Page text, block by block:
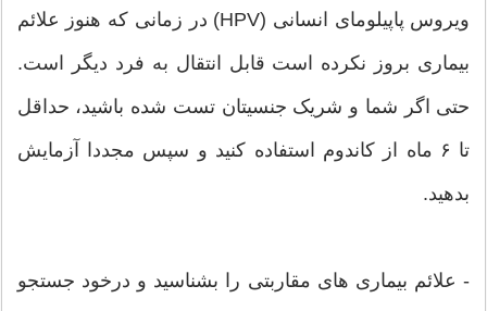
ویروس پاپیلومای انسانی (HPV) در زمانی که هنوز علائم
بیماری بروز نکرده است قابل انتقال به فرد دیگر است.
حتی اگر شما و شریک جنسیتان تست شده باشید، حداقل
تا ۶ ماه از کاندوم استفاده کنید و سپس مجددا آزمایش
بدهید.
- علائم بیماری های مقاربتی را بشناسید و درخود جستجو